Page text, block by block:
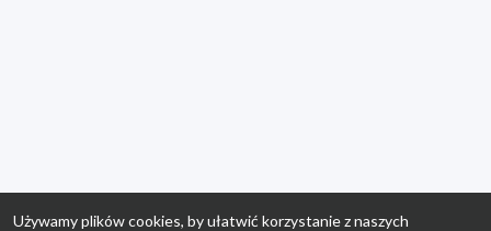
Używamy plików cookies, by ułatwić korzystanie z naszych